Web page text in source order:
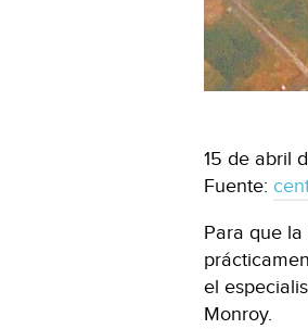
15 de abril
Fuente:
Para que
el
Monroy.